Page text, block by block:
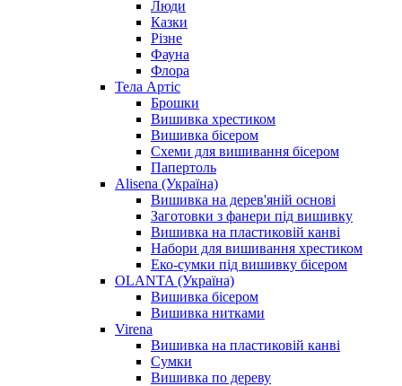
Люди
Казки
Різне
Фауна
Флора
Тела Артіс
Брошки
Вишивка хрестиком
Вишивка бісером
Схеми для вишивання бісером
Папертоль
Alisena (Україна)
Вишивка на дерев'яній основі
Заготовки з фанери під вишивку
Вишивка на пластиковій канві
Набори для вишивання хрестиком
Еко-сумки під вишивку бісером
OLANTA (Україна)
Вишивка бісером
Вишивка нитками
Virena
Вишивка на пластиковій канві
Сумки
Вишивка по дереву